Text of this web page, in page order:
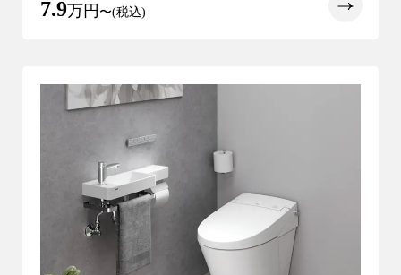
7.9万円 〜(税込)